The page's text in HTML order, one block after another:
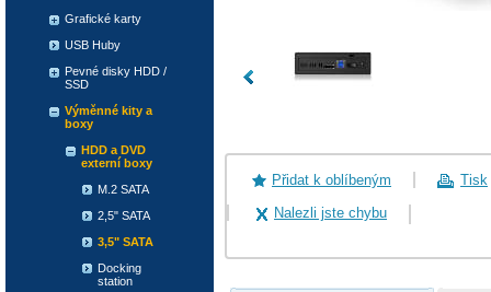
Přidat k oblíbeným
Tisk
Nalezli jste chybu
Grafické karty
USB Huby
Pevné disky HDD /
SSD
Výměnné kity a
boxy
HDD a DVD
externí boxy
M.2 SATA
2,5" SATA
3,5" SATA
Docking
station